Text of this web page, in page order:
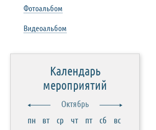
Фотоальбом
Видеоальбом
Календарь
мероприятий
Октябрь
пн
вт ср чт пт сб
вс